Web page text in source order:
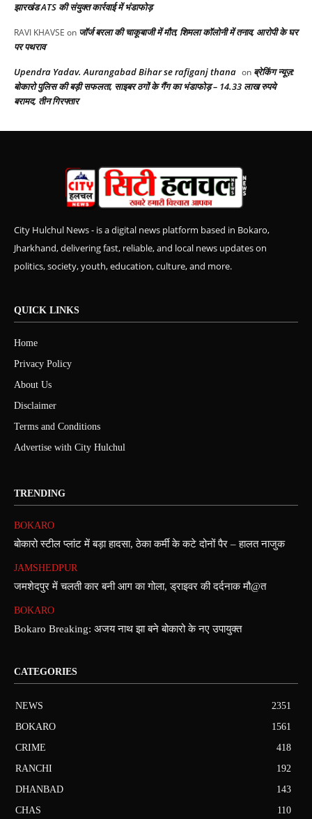
झारखंड ATS की संयुक्त कार्रवाई में भंडाफोड़
RAVI KHAVSE on जॉर्ज बरला की चाकूबाजी में मौत, शिमला कॉलोनी में तनाव, आरोपी के घर
पर पथराव
Upendra Yadav. Aurangabad Bihar se rafiganj thana on ब्रेकिंग न्यूज़:
बोकारो पुलिस की बड़ी सफलता, साइबर ठगों के गैंग का भंडाफोड़ – 14.33 लाख रुपये
बरामद, तीन गिरफ्तार
City Hulchul News - is a digital news platform based in Bokaro,
Jharkhand, delivering fast, reliable, and local news updates on
politics, society, youth, education, culture, and more.
QUICK LINKS
Home
Privacy Policy
About Us
Disclaimer
Terms and Conditions
Advertise with City Hulchul
TRENDING
BOKARO
बोकारो स्टील प्लांट में बड़ा हादसा, ठेका कर्मी के कटे दोनों पैर – हालत नाजुक
JAMSHEDPUR
जमशेदपुर में चलती कार बनी आग का गोला, ड्राइवर की दर्दनाक मौ@त
BOKARO
Bokaro Breaking: अजय नाथ झा बने बोकारो के नए उपायुक्त
CATEGORIES
NEWS
2351
BOKARO
1561
CRIME
418
RANCHI
192
DHANBAD
143
CHAS
110